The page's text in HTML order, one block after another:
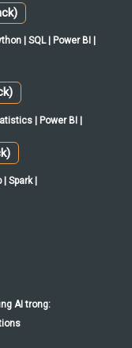
| SQL | Power BI |
| Power BI |
| Spark |
AI trong: